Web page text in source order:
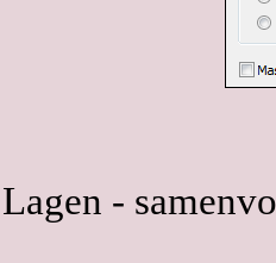
Lagen -